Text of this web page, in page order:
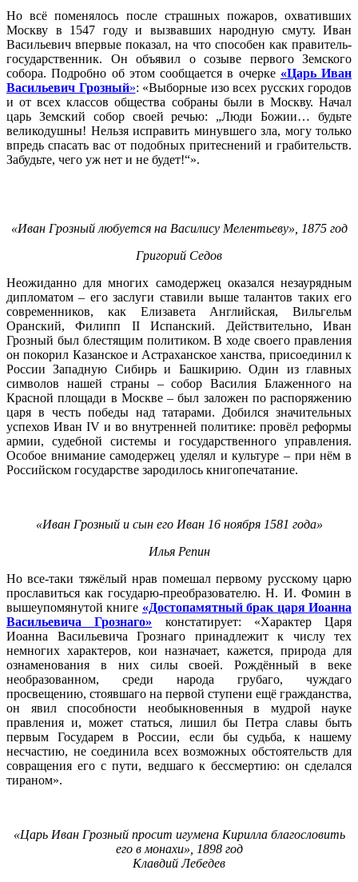
Но всё поменялось после страшных пожаров, охвативших
Москву в 1547 году и вызвавших народную смуту. Иван
Васильевич впервые показал, на что способен как правитель-
государственник. Он объявил о созыве первого Земского
собора. Подробно об этом сообщается в очерке «Царь Иван
Васильевич Грозный»: «Выборные изо всех русских городов
и от всех классов общества собраны были в Москву. Начал
царь Земский собор своей речью: „Люди Божии… будьте
великодушны! Нельзя исправить минувшего зла, могу только
впредь спасать вас от подобных притеснений и грабительств.
Забудьте, чего уж нет и не будет!“».
«Иван Грозный любуется на Василису Мелентьеву», 1875 год
Григорий Седов
Неожиданно для многих самодержец оказался незаурядным
дипломатом – его заслуги ставили выше талантов таких его
современников, как Елизавета Английская, Вильгельм
Оранский, Филипп II Испанский. Действительно, Иван
Грозный был блестящим политиком. В ходе своего правления
он покорил Казанское и Астраханское ханства, присоединил к
России Западную Сибирь и Башкирию. Один из главных
символов нашей страны – собор Василия Блаженного на
Красной площади в Москве – был заложен по распоряжению
царя в честь победы над татарами. Добился значительных
успехов Иван IV и во внутренней политике: провёл реформы
армии, судебной системы и государственного управления.
Особое внимание самодержец уделял и культуре – при нём в
Российском государстве зародилось книгопечатание.
«Иван Грозный и сын его Иван 16 ноября 1581 года»
Илья Репин
Но все-таки тяжёлый нрав помешал первому русскому царю
прославиться как государю-преобразователю. Н. И. Фомин в
вышеупомянутой книге «Достопамятный брак царя Иоанна
Васильевича Грознаго» констатирует: «Характер Царя
Иоанна Васильевича Грознаго принадлежит к числу тех
немногих характеров, кои назначает, кажется, природа для
ознаменования в них силы своей. Рождённый в веке
необразованном, среди народа грубаго, чуждаго
просвещению, стоявшаго на первой ступени ещё гражданства,
он явил способности необыкновенныя в мудрой науке
правления и, может статься, лишил бы Петра славы быть
первым Государем в России, если бы судьба, к нашему
несчастию, не соединила всех возможных обстоятельств для
совращения его с пути, ведшаго к бессмертию: он сделался
тираном».
«Царь Иван Грозный просит игумена Кирилла благословить
его в монахи», 1898 год
Клавдий Лебедев